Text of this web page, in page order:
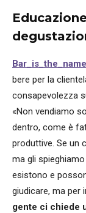
Bar_is_the_name
bere per la
consapevolezza
«Non vendiamo
dentro, come è
produttive. Se un
ma gli
esistono e
giudicare, ma per
gente ci chiede